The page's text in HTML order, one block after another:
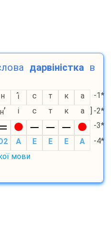
дарвіністкав
н і с т к а
-1*
н’ і с т к а ] -2*
-3*
A E E E A
-4*
мови